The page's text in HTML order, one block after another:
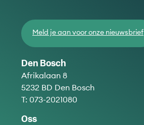
Meld je aan voor onze nieuwsbrief
Den Bosch
Afrikalaan 8
5232 BD Den Bosch
T: 073-2021080
Oss